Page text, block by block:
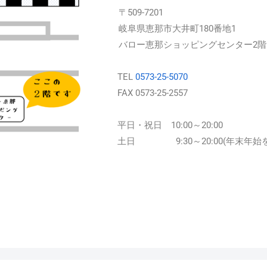
〒509-7201
岐阜県恵那市大井町180番地1
バロー恵那ショッピングセンター2階
TEL0573-25-5070
FAX 0573-25-2557
平日・祝日 10:00～20:00
土日
9:30～20:00(年末年始